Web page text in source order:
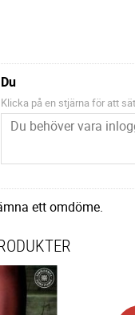
Du
Klicka på en stjärna för att
ett omdöme.